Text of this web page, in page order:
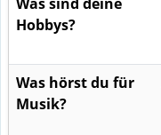
Hobbys?
Was hörst du für
Musik?